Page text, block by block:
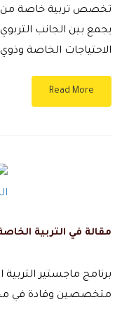
تخصص تربية خاصة من
يجمع بين الجانب
الاحتياجات الخاصة
Read More
مقالة في التربية
برنامج ماجستير
متخصصين وقادة في